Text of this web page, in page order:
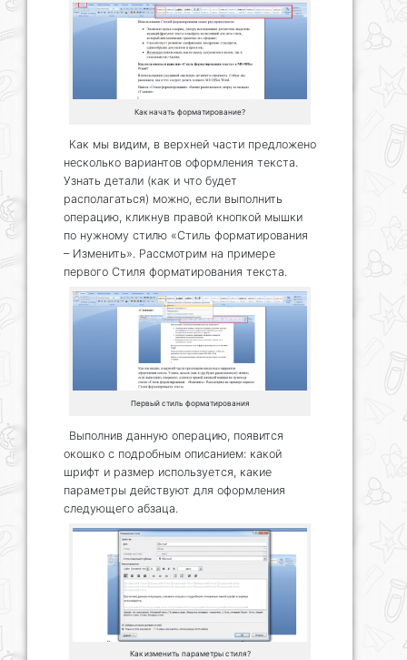
Как начать форматирование?
Как мы видим, в верхней части предложено
несколько вариантов оформления текста.
Узнать детали (как и что будет
располагаться) можно, если выполнить
операцию, кликнув правой кнопкой мышки
по нужному стилю «Стиль форматирования
– Изменить». Рассмотрим на примере
первого Стиля форматирования текста.
Первый стиль форматирования
Выполнив данную операцию, появится
окошко с подробным описанием: какой
шрифт и размер используется, какие
параметры действуют для оформления
следующего абзаца.
Как изменить параметры стиля?